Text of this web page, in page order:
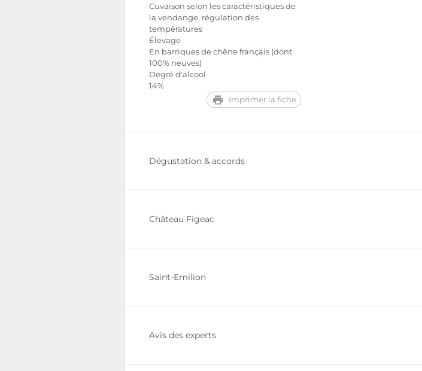
Cuvaison selon les caractéristiques de
la vendange, régulation des
températures
Élevage
En barriques de chêne français (dont
100% neuves)
Degré d'alcool
14%
Imprimer la fiche
Dégustation & accords
Château Figeac
Saint-Emilion
Avis des experts